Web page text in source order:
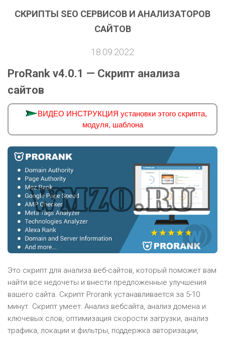
СКРИПТЫ SEO СЕРВИСОВ И АНАЛИЗАТОРОВ
САЙТОВ
18.09.2022
ProRank v4.0.1 — Скрипт анализа
сайтов
ВИДЕО ИНСТРУКЦИЯ установки этого скрипта,
модуля, шаблона
Это скрипт для анализа веб-сайтов, который поможет вам
найти все недочеты и внести предложенные улучшения
вашего сайта. Скрипт Prorank устанавливается за 5-10
минут. Скрипт умеет: Анализ вебсайта, анализ домена и
ключевых слов, оптимизация скорости загрузки, анализ
трафика, локации и фильтры, поддержка авторизации,